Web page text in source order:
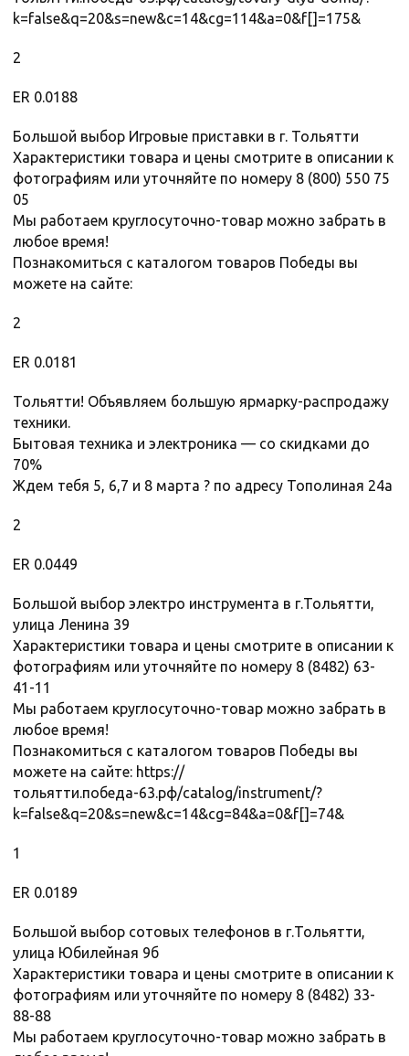
k=false&q=20&s=new&c=14&cg=114&a=0&f[]=175&
2
ER 0.0188
Большой выбор Игровые приставки в г. Тольятти
Характеристики товара и цены смотрите в описании к
фотографиям или уточняйте по номеру 8 (800) 550 75
05
Мы работаем круглосуточно-товар можно забрать в
любое время!
Познакомиться с каталогом товаров Победы вы
можете на сайте:
2
ER 0.0181
Тольятти! Объявляем большую ярмарку-распродажу
техники.
Бытовая техника и электроника — со скидками до
70%
Ждем тебя 5, 6,7 и 8 марта ? по адресу Тополиная 24а
2
ER 0.0449
Большой выбор электро инструмента в г.Тольятти,
улица Ленина 39
Характеристики товара и цены смотрите в описании к
фотографиям или уточняйте по номеру 8 (8482) 63-
41-11
Мы работаем круглосуточно-товар можно забрать в
любое время!
Познакомиться с каталогом товаров Победы вы
можете на сайте: https://
тольятти.победа-63.рф/catalog/instrument/?
k=false&q=20&s=new&c=14&cg=84&a=0&f[]=74&
1
ER 0.0189
Большой выбор сотовых телефонов в г.Тольятти,
улица Юбилейная 9б
Характеристики товара и цены смотрите в описании к
фотографиям или уточняйте по номеру 8 (8482) 33-
88-88
Мы работаем круглосуточно-товар можно забрать в